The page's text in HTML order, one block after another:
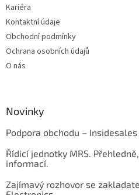
Kariéra
Kontaktní údaje
Obchodní podmínky
Ochrana osobních údajů
O nás
Novinky
Podpora obchodu – Insidesales
Řídicí jednotky MRS.
informací.
Zajímavý rozhovor se